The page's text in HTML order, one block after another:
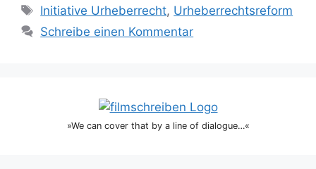
Schlagwörter
Initiative Urheberrecht, Urheberrechtsreform
Schreibe einen Kommentar
»We can cover that by a line of dialogue…«